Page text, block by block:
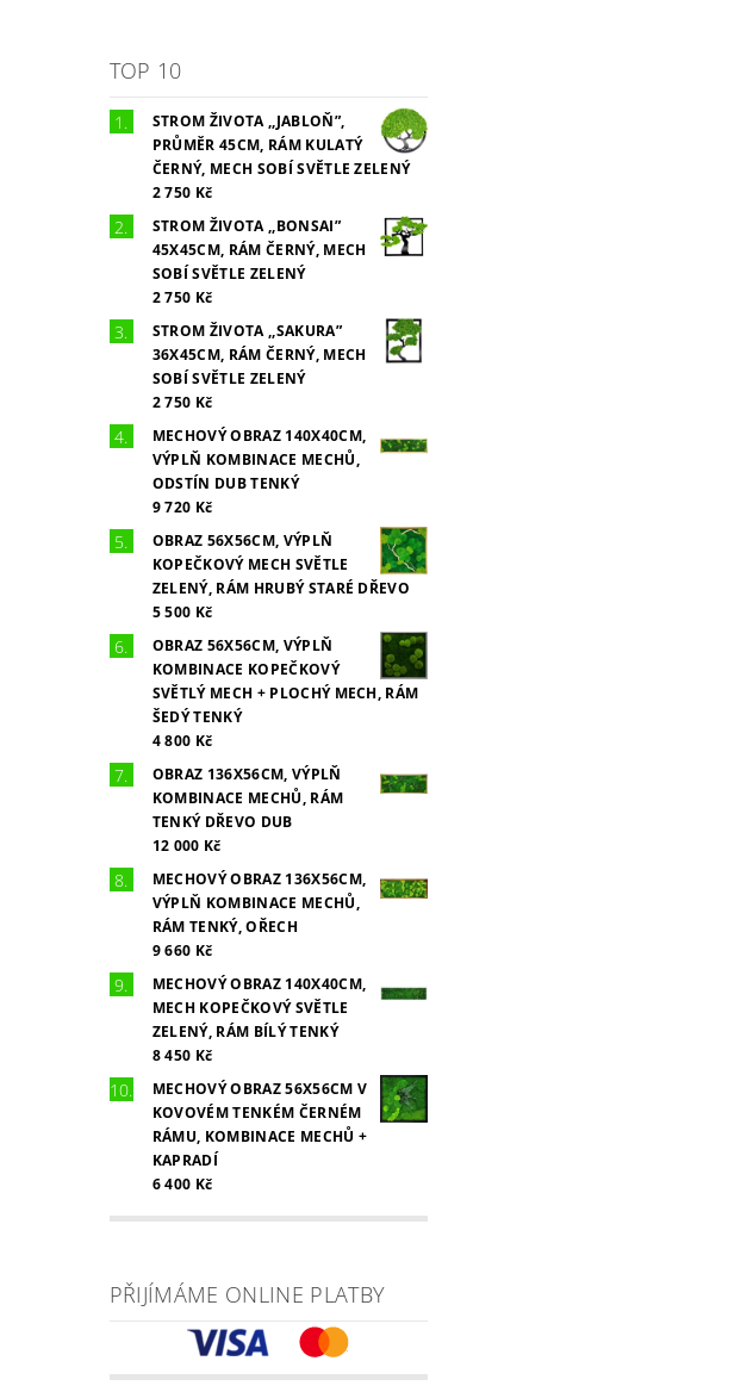
TOP 10
STROM ŽIVOTA ,,JABLOŇ”,
PRŮMĚR 45CM, RÁM KULATÝ
ČERNÝ, MECH SOBÍ SVĚTLE ZELENÝ
2 750 Kč
STROM ŽIVOTA ,,BONSAI”
45X45CM, RÁM ČERNÝ, MECH
SOBÍ SVĚTLE ZELENÝ
2 750 Kč
STROM ŽIVOTA ,,SAKURA”
36X45CM, RÁM ČERNÝ, MECH
SOBÍ SVĚTLE ZELENÝ
2 750 Kč
MECHOVÝ OBRAZ 140X40CM,
VÝPLŇ KOMBINACE MECHŮ,
ODSTÍN DUB TENKÝ
9 720 Kč
OBRAZ 56X56CM, VÝPLŇ
KOPEČKOVÝ MECH SVĚTLE
ZELENÝ, RÁM HRUBÝ STARÉ DŘEVO
5 500 Kč
OBRAZ 56X56CM, VÝPLŇ
KOMBINACE KOPEČKOVÝ
SVĚTLÝ MECH + PLOCHÝ MECH, RÁM
ŠEDÝ TENKÝ
4 800 Kč
OBRAZ 136X56CM, VÝPLŇ
KOMBINACE MECHŮ, RÁM
TENKÝ DŘEVO DUB
12 000 Kč
MECHOVÝ OBRAZ 136X56CM,
VÝPLŇ KOMBINACE MECHŮ,
RÁM TENKÝ, OŘECH
9 660 Kč
MECHOVÝ OBRAZ 140X40CM,
MECH KOPEČKOVÝ SVĚTLE
ZELENÝ, RÁM BÍLÝ TENKÝ
8 450 Kč
MECHOVÝ OBRAZ 56X56CM V
KOVOVÉM TENKÉM ČERNÉM
RÁMU, KOMBINACE MECHŮ +
KAPRADÍ
6 400 Kč
PŘIJÍMÁME ONLINE PLATBY